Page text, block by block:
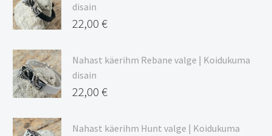
disain
22,00 €
Nahast käerihm Rebane valge | Koidukuma
disain
22,00 €
Nahast käerihm Hunt valge | Koidukuma